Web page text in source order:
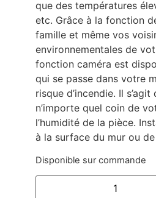
que des températures
etc. Grâce à la fonction
famille et même vos
environnementales de
fonction caméra est
qui se passe dans votre
risque d’incendie. Il
n’importe quel coin de
l’humidité de la pièce.
à la surface du mur ou de
Disponible sur commande